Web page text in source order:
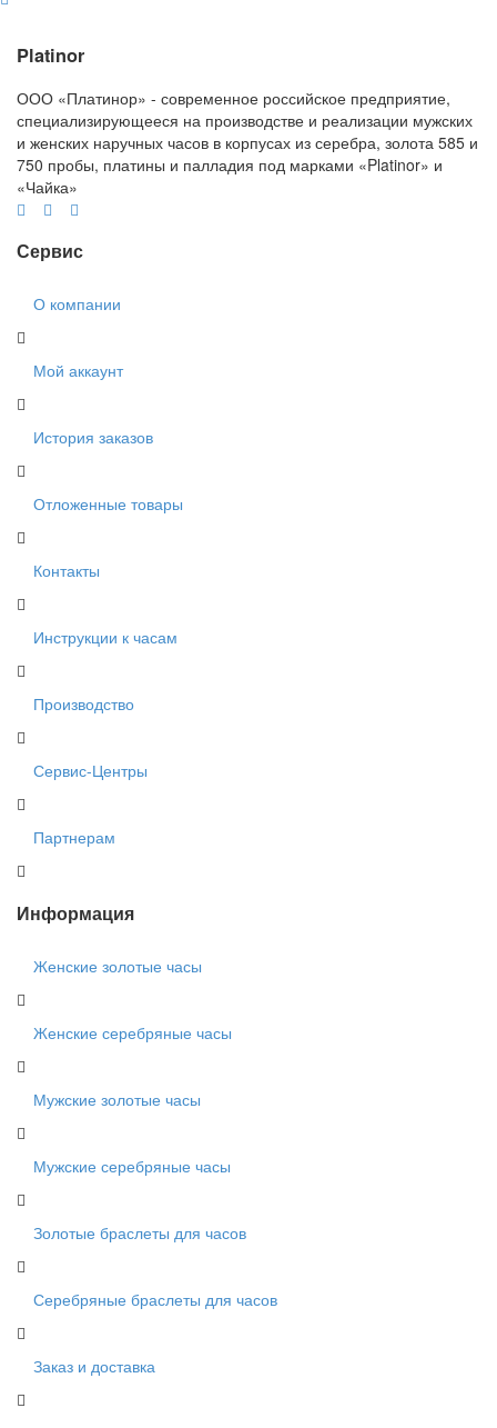
Platinor
ООО «Платинор» - современное российское предприятие,
специализирующееся на производстве и реализации мужских
и женских наручных часов в корпусах из серебра, золота 585 и
750 пробы, платины и палладия под марками «Platinor» и
«Чайка»
Сервис
О компании
Мой аккаунт
История заказов
Отложенные товары
Контакты
Инструкции к часам
Производство
Сервис-Центры
Партнерам
Информация
Женские золотые часы
Женские серебряные часы
Мужские золотые часы
Мужские серебряные часы
Золотые браслеты для часов
Серебряные браслеты для часов
Заказ и доставка